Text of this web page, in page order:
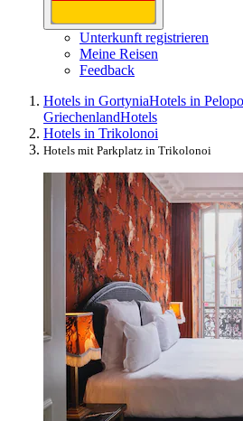
Unterkunft registrieren
Meine Reisen
Feedback
Hotels in GortyniaHotels in
GriechenlandHotels
Hotels in Trikolonoi
Hotels mit Parkplatz in Trikolonoi